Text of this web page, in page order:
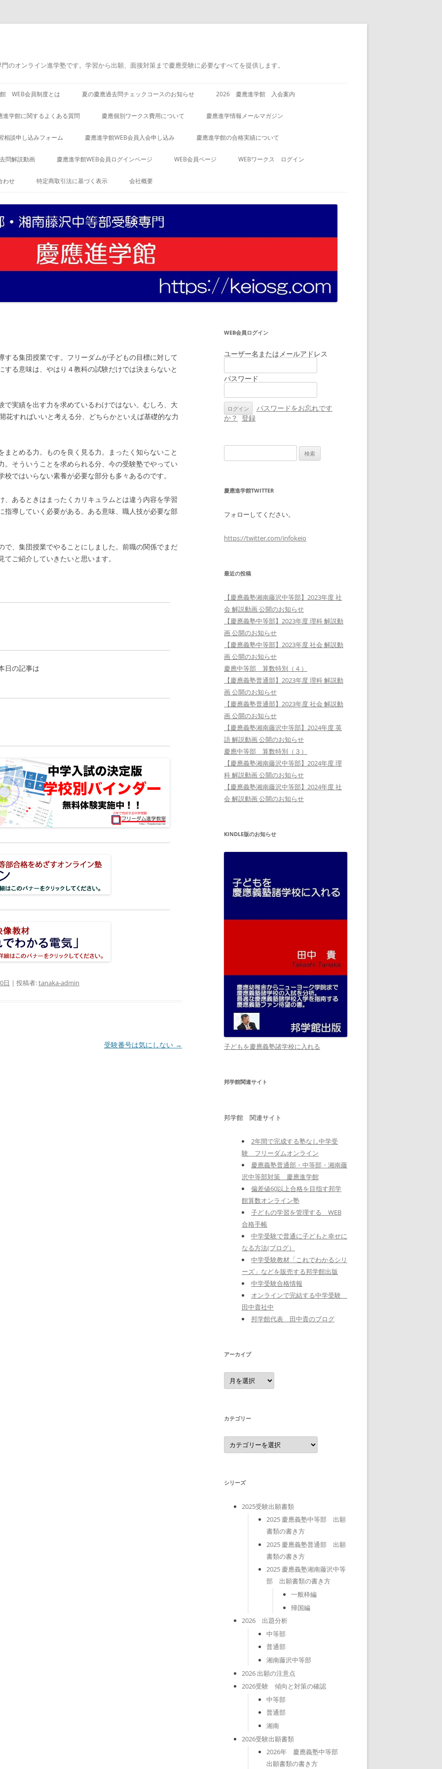
のオンライン進学塾です。学習から出願、面接対策まで慶應受験に必要なすべてを提供します。
WEB会員制度とは 夏の慶應過去問チェックコースのお知らせ 2026 慶應進学館 入会案内
進学館に関するよくある質問 慶應個別ワークス費用について 慶應進学情報メールマガジン
相談申し込みフォーム 慶應進学館WEB会員入会申し込み 慶應進学館の合格実績について
問解説動画 慶應進学館WEB会員ログインページ WEB会員ページ WEBワークス ログイン
わせ 特定商取引法に基づく表示 会社概要
する集団授業です。フリーダムが子どもの目標に対して
る意味は、やはり４教科の試験だけでは決まらないと
で実績を出す力を求めているわけではない。むしろ、大
花すればいいと考える分、どちらかといえば基礎的な力
とめる力。ものを良く見る力。まったく知らないこと
。そういうことを求められる分、今の受験塾でやってい
ではいらない素養が必要な部分も多々あるのです。
、あるときはまったくカリキュラムとは違う内容を学習
指導していく必要がある。ある意味、職人技が必要な部
で、集団授業でやることにしました。前職の関係でまだ
ご紹介していきたいと思います。
日の記事は
日 | 投稿者:tanaka-admin
受験番号は気にしない →
WEB会員ログイン
ユーザー名またはメールアドレス
パスワード
パスワードをお忘れです
か？ 登録
索:
慶應進学館TWITTER
フォローしてください。
https://twitter.com/infokeio
最近の投稿
【慶應義塾湘南藤沢中等部】2023年度 社
会 解説動画 公開のお知らせ
【慶應義塾中等部】2023年度 理科 解説動
画 公開のお知らせ
【慶應義塾中等部】2023年度 社会 解説動
画 公開のお知らせ
慶應中等部 算数特別（４）
【慶應義塾普通部】2023年度 理科 解説動
画 公開のお知らせ
【慶應義塾普通部】2023年度 社会 解説動
画 公開のお知らせ
【慶應義塾湘南藤沢中等部】2024年度 英
語 解説動画 公開のお知らせ
慶應中等部 算数特別（３）
【慶應義塾湘南藤沢中等部】2024年度 理
科 解説動画 公開のお知らせ
【慶應義塾湘南藤沢中等部】2024年度 社
会 解説動画 公開のお知らせ
KINDLE版のお知らせ
子どもを慶應義塾諸学校に入れる
邦学館関連サイト
邦学館 関連サイト
2年間で完成する塾なし中学受
験 フリーダムオンライン
慶應義塾普通部・中等部・湘南藤
沢中等部対策 慶應進学館
偏差値60以上合格を目指す邦学
館算数オンライン塾
子どもの学習を管理する WEB
合格手帳
中学受験で普通に子どもと幸せに
なる方法(ブログ）
中学受験教材「これでわかるシリ
ーズ」などを販売する邦学館出版
中学受験合格情報
オンラインで完結する中学受験
田中貴社中
邦学館代表 田中貴のブログ
アーカイブ
ア
ー
カ
カテゴリー
カ
テ
ゴ
シリーズ
2025受験出願書類
2025 慶應義塾中等部 出願
書類の書き方
2025 慶應義塾普通部 出願
書類の書き方
2025 慶應義塾湘南藤沢中等
部 出願書類の書き方
一般枠編
帰国編
2026 出題分析
中等部
普通部
湘南藤沢中等部
2026 出願の注意点
2026受験 傾向と対策の確認
中等部
普通部
湘南
2026受験出願書類
2026年 慶應義塾中等部
出願書類の書き方